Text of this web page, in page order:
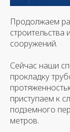
Продолжаем
сооружений.
Сейчас наши
прокладку
приступаем к
подземного
метров.